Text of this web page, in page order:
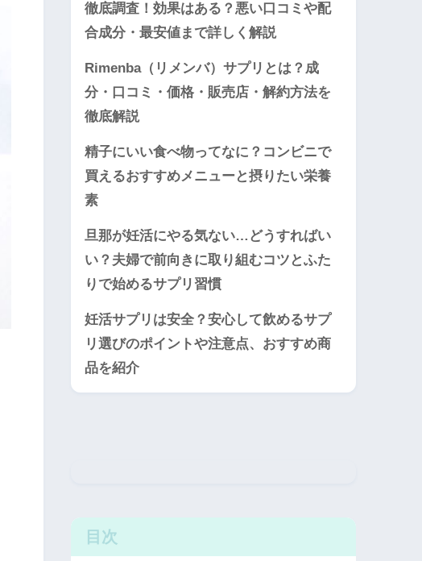
徹底調査！効果はある？悪い口コミや配
合成分・最安値まで詳しく解説
Rimenba（リメンバ）サプリとは？成
分・口コミ・価格・販売店・解約方法を
徹底解説
精子にいい食べ物ってなに？コンビニで
買えるおすすめメニューと摂りたい栄養
素
旦那が妊活にやる気ない…どうすればい
い？夫婦で前向きに取り組むコツとふた
りで始めるサプリ習慣
妊活サプリは安全？安心して飲めるサプ
リ選びのポイントや注意点、おすすめ商
品を紹介
目次